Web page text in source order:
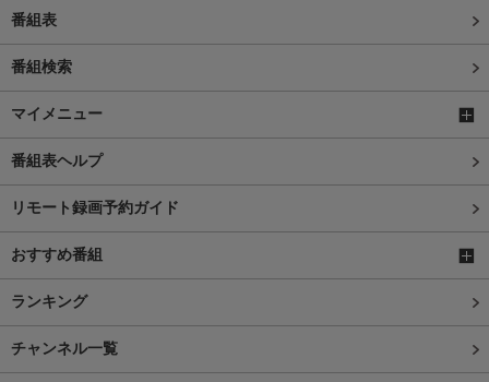
番組表
番組検索
マイメニュー
番組表ヘルプ
リモート録画予約ガイド
おすすめ番組
ランキング
チャンネル一覧